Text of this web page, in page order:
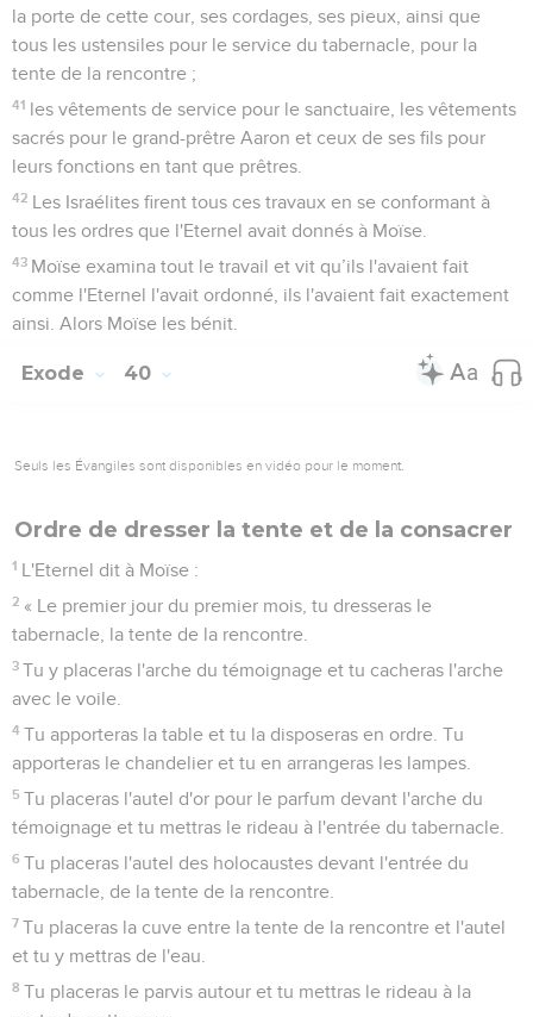
la porte de cette cour, ses cordages, ses pieux, ainsi que
tous les ustensiles pour le service du tabernacle, pour la
tente de la rencontre ;
41 les vêtements de service pour le sanctuaire, les vêtements
sacrés pour le grand-prêtre Aaron et ceux de ses fils pour
leurs fonctions en tant que prêtres.
42 Les Israélites firent tous ces travaux en se conformant à
tous les ordres que l'Eternel avait donnés à Moïse.
43 Moïse examina tout le travail et vit qu’ils l'avaient fait
comme l'Eternel l'avait ordonné, ils l'avaient fait exactement
ainsi. Alors Moïse les bénit.
Exode 40
Seuls les Évangiles sont disponibles en vidéo pour le moment.
Ordre de dresser la tente et de la consacrer
1 L'Eternel dit à Moïse :
2 « Le premier jour du premier mois, tu dresseras le
tabernacle, la tente de la rencontre.
3 Tu y placeras l'arche du témoignage et tu cacheras l'arche
avec le voile.
4 Tu apporteras la table et tu la disposeras en ordre. Tu
apporteras le chandelier et tu en arrangeras les lampes.
5 Tu placeras l'autel d'or pour le parfum devant l'arche du
témoignage et tu mettras le rideau à l'entrée du tabernacle.
6 Tu placeras l'autel des holocaustes devant l'entrée du
tabernacle, de la tente de la rencontre.
7 Tu placeras la cuve entre la tente de la rencontre et l'autel
et tu y mettras de l'eau.
8 Tu placeras le parvis autour et tu mettras le rideau à la